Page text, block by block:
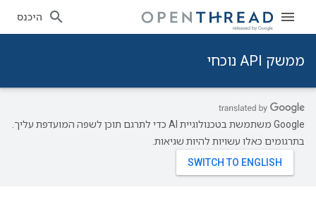
היכנס
ממשק API נוכחי
‫Google משתמשת בטכנולוגיית AI כדי לתרגם תוכן לשפה המועדפת עליך.
בתרגומים כאלו עשויות להיות שגיאות.